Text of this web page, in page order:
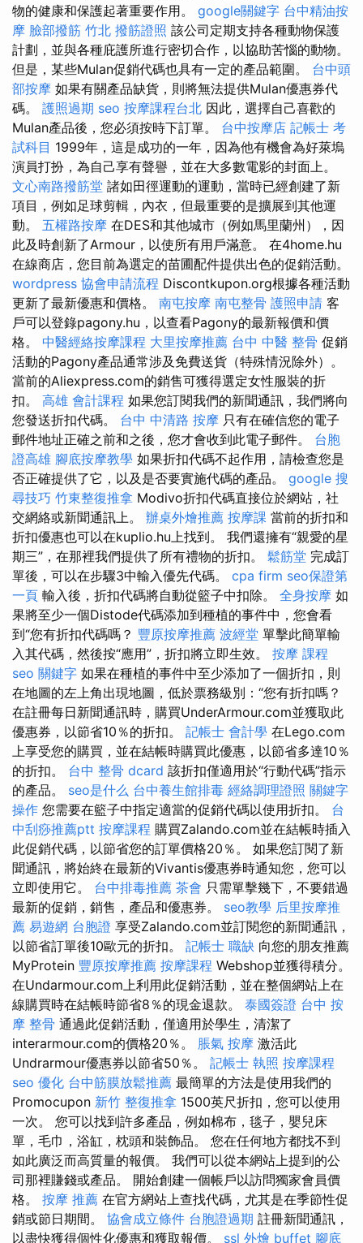
物的健康和保護起著重要作用。 google關鍵字 台中精油按
摩 臉部撥筋 竹北 撥筋證照 該公司定期支持各種動物保護
計劃，並與各種庇護所進行密切合作，以協助苦惱的動物。
但是，某些Mulan促銷代碼也具有一定的產品範圍。 台中頭
部按摩 如果有關產品缺貨，則將無法提供Mulan優惠券代
碼。 護照過期 seo 按摩課程台北 因此，選擇自己喜歡的
Mulan產品後，您必須按時下訂單。 台中按摩店 記帳士 考
試科目 1999年，這是成功的一年，因為他有機會為好萊塢
演員打扮，為自己享有聲譽，並在大多數電影的封面上。
文心南路撥筋堂 諸如田徑運動的運動，當時已經創建了新
項目，例如足球剪輯，內衣，但最重要的是擴展到其他運
動。 五權路按摩 在DES和其他城市（例如馬里蘭州），因
此及時創新了Armour，以使所有用戶滿意。 在4home.hu
在線商店，您目前為選定的苗圃配件提供出色的促銷活動。
wordpress 協會申請流程 Discontkupon.org根據各種活動
更新了最新優惠和價格。 南屯按摩 南屯整骨 護照申請 客
戶可以登錄pagony.hu，以查看Pagony的最新報價和價
格。 中醫經絡按摩課程 大里按摩推薦 台中 中醫 整骨 促銷
活動的Pagony產品通常涉及免費送貨（特殊情況除外）。
當前的Aliexpress.com的銷售可獲得選定女性服裝的折
扣。 高雄 會計課程 如果您訂閱我們的新聞通訊，我們將向
您發送折扣代碼。 台中 中清路 按摩 只有在確信您的電子
郵件地址正確之前和之後，您才會收到此電子郵件。 台胞
證高雄 腳底按摩教學 如果折扣代碼不起作用，請檢查您是
否正確提供了它，以及是否要實施代碼的產品。 google 搜
尋技巧 竹東整復推拿 Modivo折扣代碼直接位於網站，社
交網絡或新聞通訊上。 辦桌外燴推薦 按摩課 當前的折扣和
折扣優惠也可以在kuplio.hu上找到。 我們還擁有“親愛的星
期三”，在那裡我們提供了所有禮物的折扣。 鬆筋堂 完成訂
單後，可以在步驟3中輸入優先代碼。 cpa firm seo保證第
一頁 輸入後，折扣代碼將自動從籃子中扣除。 全身按摩 如
果將至少一個Distode代碼添加到種植的事件中，您會看
到“您有折扣代碼嗎？ 豐原按摩推薦 波經堂 單擊此簡單輸
入其代碼，然後按“應用”，折扣將立即生效。 按摩 課程
seo 關鍵字 如果在種植的事件中至少添加了一個折扣，則
在地圖的左上角出現地圖，低於票務級別：“您有折扣嗎？
在註冊每日新聞通訊時，購買UnderArmour.com並獲取此
優惠券，以節省10％的折扣。 記帳士 會計學 在Lego.com
上享受您的購買，並在結帳時購買此優惠，以節省多達10％
的折扣。 台中 整骨 dcard 該折扣僅適用於“行動代碼”指示
的產品。 seo是什么 台中養生館排毒 經絡調理證照 關鍵字
操作 您需要在籃子中指定適當的促銷代碼以使用折扣。 台
中刮痧推薦ptt 按摩課程 購買Zalando.com並在結帳時插入
此促銷代碼，以節省您的訂單價格20％。 如果您訂閱了新
聞通訊，將始終在最新的Vivantis優惠券時通知您，您可以
立即使用它。 台中排毒推薦 茶會 只需單擊幾下，不要錯過
最新的促銷，銷售，產品和優惠券。 seo教學 后里按摩推
薦 易遊網 台胞證 享受Zalando.com並訂閱您的新聞通訊，
以節省訂單後10歐元的折扣。 記帳士 職缺 向您的朋友推薦
MyProtein 豐原按摩推薦 按摩課程 Webshop並獲得積分。
在Undarmour.com上利用此促銷活動，並在整個網站上在
線購買時在結帳時節省8％的現金退款。 泰國簽證 台中 按
摩 整骨 通過此促銷活動，僅適用於學生，清潔了
interarmour.com的價格20％。 脹氣 按摩 激活此
Undrarmour優惠券以節省50％。 記帳士 執照 按摩課程
seo 優化 台中筋膜放鬆推薦 最簡單的方法是使用我們的
Promocupon 新竹 整復推拿 1500英尺折扣，您可以使用
一次。 您可以找到許多產品，例如棉布，毯子，嬰兒床
單，毛巾，浴缸，枕頭和裝飾品。 您在任何地方都找不到
如此廣泛而高質量的報價。 我們可以從本網站上提到的公
司那裡賺錢或產品。 開始創建一個帳戶以訪問獨家會員價
格。 按摩 推薦 在官方網站上查找代碼，尤其是在季節性促
銷或節日期間。 協會成立條件 台胞證過期 註冊新聞通訊，
以盡快獲得個性化優惠和獲取報價。 ssl 外燴 buffet 腳底